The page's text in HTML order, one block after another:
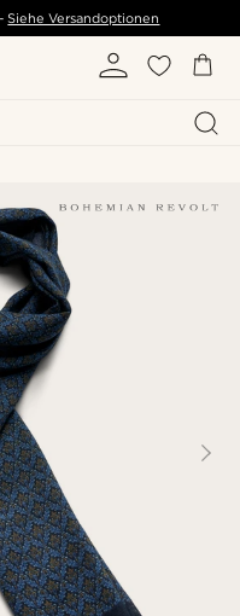
- Siehe Versandoptionen